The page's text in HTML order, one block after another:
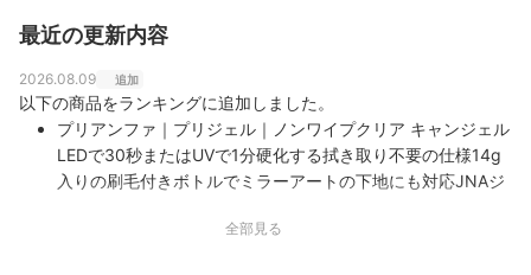
最近の更新内容
2026.08.09 追加
以下の商品をランキングに追加しました。
プリアンファ｜プリジェル｜ノンワイプクリア キャンジェル
LEDで30秒またはUVで1分硬化する拭き取り不要の仕様14g
入りの刷毛付きボトルでミラーアートの下地にも対応JNAジ
全部見る